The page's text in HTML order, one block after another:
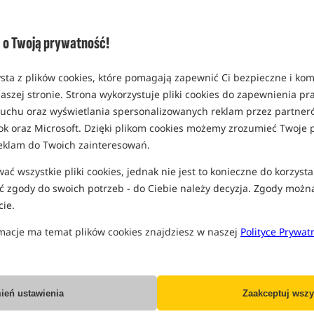
o Twoją prywatność!
z plików cookies, które pomagają zapewnić Ci bezpieczne i
stronie. Strona wykorzystuje pliki cookies do zapewnienia
oraz wyświetlania spersonalizowanych reklam przez
oraz Microsoft. Dzięki plikom cookies możemy zrozumieć Twoje
do Twoich zainteresowań.
wszystkie pliki cookies, jednak nie jest to konieczne do
zgody do swoich potrzeb - do Ciebie należy decyzja. Zgody
ma temat plików cookies znajdziesz w naszej Polityce
ustawienia Zaakceptuj
Korda Spare Krimps
Tulejki zaciskowe podwójne
24,99
Cena kat.:26,99 / -7%
Min. cena z 30 dni przed
obniżką: 24.99
UnderCarp PVA Bag Loader
- Łyżka Do Napełniania
Worków PVA
Łyżka z tworzywa sztucznego do napełniania materiałów PVA
Cena kat.: 5,99/ -17%
Min. cena z 30 dni przed
obniżką: 4.99